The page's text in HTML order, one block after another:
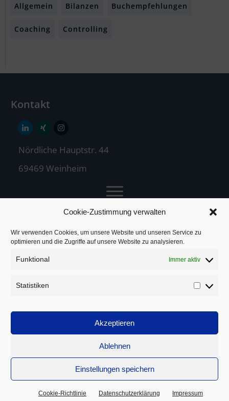
Cookie-Zustimmung verwalten
Wir verwenden Cookies, um unsere Website und unseren Service zu
optimieren und die Zugriffe auf unsere Website zu analysieren.
Funktional Immer aktiv
Statistiken
Akzeptieren
Ablehnen
Einstellungen speichern
Cookie-Richtlinie Datenschutzerklärung Impressum
Allgemein Bilanzen Buchempfehlungen
Coaching Controlling
Kontakt
Nördliche Hauptstr. 44
69469 Weinheim
Jochen Treuz
© 1999–2026|Jochen Treuz – Trainer, Berater und Coach